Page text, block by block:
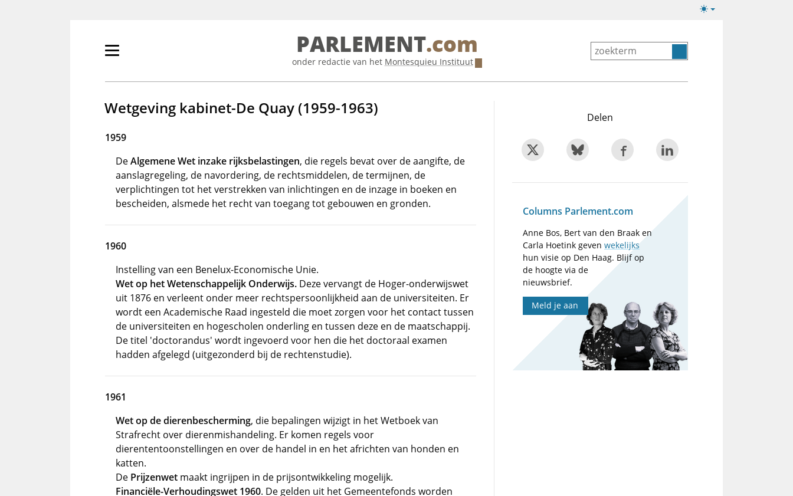
Lichte/donkere
Primair
tonen/verbergen
PARLEMENT.com
onder redactie van het Montesquieu Instituut
Wetgeving kabinet-De Quay (1959-1963)
1959
DeAlgemene Wet inzake rijksbelastingen, die regels bevat over de aangifte, de
aanslagregeling, de navordering, de rechtsmiddelen, de termijnen, de
verplichtingen tot het verstrekken van inlichtingen en de inzage in boeken en
bescheiden, alsmede het recht van toegang tot gebouwen en gronden.
1960
Instelling van een Benelux-Economische Unie.
Wet op het Wetenschappelijk Onderwijs. Deze vervangt de Hoger-onderwijswet
uit 1876 en verleent onder meer rechtspersoonlijkheid aan de universiteiten. Er
wordt een Academische Raad ingesteld die moet zorgen voor het contact tussen
de universiteiten en hogescholen onderling en tussen deze en de maatschappij.
De titel 'doctorandus' wordt ingevoerd voor hen die het doctoraal examen
hadden afgelegd (uitgezonderd bij de rechtenstudie).
1961
Wet op de dierenbescherming, die bepalingen wijzigt in het Wetboek van
Strafrecht over dierenmishandeling. Er komen regels voor
dierententoonstellingen en over de handel in en het africhten van honden en
katten.
De Prijzenwet maakt ingrijpen in de prijsontwikkeling mogelijk.
Financiële-Verhoudingswet 1960. De gelden uit het Gemeentefonds worden
Delen
Columns Parlement.com
Anne Bos, Bert van den Braak en
Carla Hoetink gevenwekelijks
hun visie op Den Haag. Blijf op
de hoogte via de
nieuwsbrief.
Meld je aan